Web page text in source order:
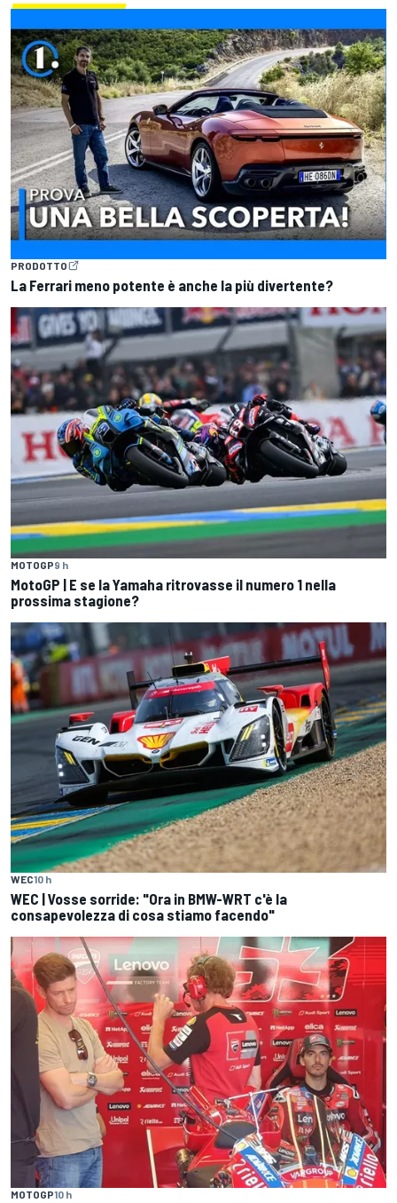
PRODOTTO
La Ferrari meno potente è anche la più divertente?
MOTOGP9 h
MotoGP | E se la Yamaha ritrovasse il numero 1 nella
prossima stagione?
WEC10 h
WEC | Vosse sorride: "Ora in BMW-WRT c'è la
consapevolezza di cosa stiamo facendo"
MOTOGP10 h